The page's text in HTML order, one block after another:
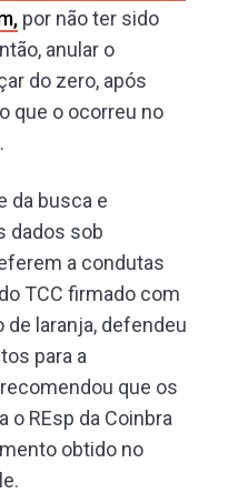
por não ter sido
anular o
do zero, após
que o ocorreu no
da busca e
dados sob
a condutas
TCC firmado com
laranja, defendeu
para a
que os
REsp da Coinbra
obtido no